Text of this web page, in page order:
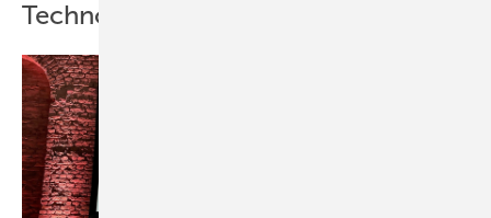
Technologieoffenheit